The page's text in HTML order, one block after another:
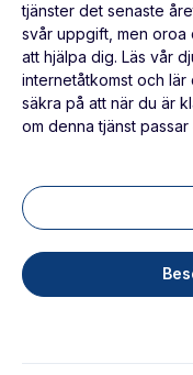
tjänster det senaste
svår uppgift, men
att hjälpa dig. Läs vår
internetåtkomst och lär
säkra på att när du är
om denna tjänst passar